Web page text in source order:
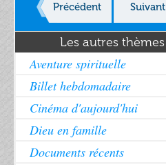
Précédent Suivant
Les autres thèmes
Aventure spirituelle
Billet hebdomadaire
Cinéma d'aujourd'hui
Dieu en famille
Documents récents